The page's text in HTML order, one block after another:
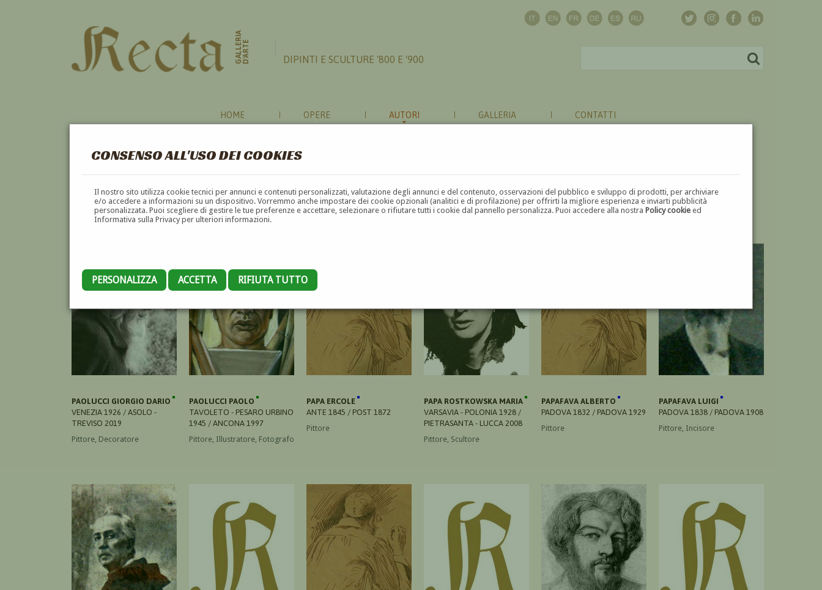
CONSENSO ALL'USO DEI COOKIES
Il nostro sito utilizza cookie tecnici per annunci e contenuti personalizzati, valutazione degli annunci e del contenuto, osservazioni del pubblico e sviluppo di prodotti, per archiviare
e/o accedere a informazioni su un dispositivo. Vorremmo anche impostare dei cookie opzionali (analitici e di profilazione) per offrirti la migliore esperienza e inviarti pubblicità
personalizzata. Puoi scegliere di gestire le tue preferenze e accettare, selezionare o rifiutare tutti i cookie dal pannello personalizza. Puoi accedere alla nostraPolicy cookie ed
Informativa sulla Privacy per ulteriori informazioni.
PERSONALIZZA ACCETTA RIFIUTA TUTTO
GALLERIAD'ARTE DIPINTI E SCULTURE '800 E '900
HOME OPERE AUTORI GALLERIA CONTATTI
PITTORI
A B C D E F G H I J K L M N O P Q R S T U V W X Y Z ⬅
PAOLUCCI GIORGIO DARIO
VENEZIA 1926 / ASOLO -
TREVISO 2019
Pittore, Decoratore
PAOLUCCI PAOLO
TAVOLETO - PESARO URBINO
1945 / ANCONA 1997
Pittore, Illustratore, Fotografo
PAPA ERCOLE
ANTE 1845 / POST 1872
Pittore
PAPA ROSTKOWSKA MARIA
VARSAVIA - POLONIA 1928 /
PIETRASANTA - LUCCA 2008
Pittore, Scultore
PAPAFAVA ALBERTO
PADOVA 1832 / PADOVA 1929
Pittore
PAPAFAVA LUIGI
PADOVA 1838 / PADOVA 1908
Pittore, Incisore